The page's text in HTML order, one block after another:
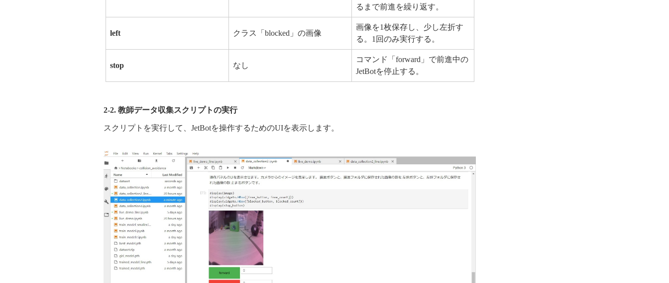
るまで前進を繰り返す。
left クラス「blocked」の画像
画像を1枚保存し、少し左折す
る。1回のみ実行する。
stop なし
コマンド「forward」で前進中の
JetBotを停止する。
2-2. 教師データ収集スクリプトの実行
スクリプトを実行して、JetBotを操作するためのUIを表示します。